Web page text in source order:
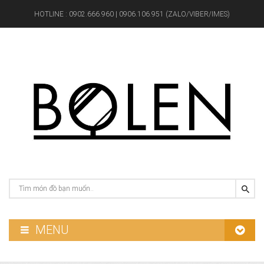
HOTLINE : 0902.666.960 | 0906.106.951 (ZALO/VIBER/IMES)
MENU